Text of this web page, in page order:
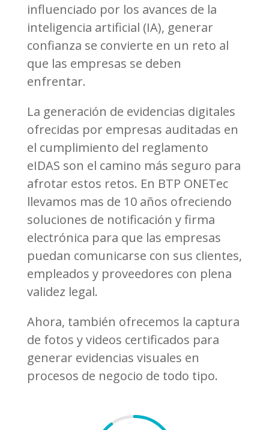
influenciado por los avances de la
inteligencia artificial (IA), generar
confianza se convierte en un reto al
que las empresas se deben
enfrentar.
La generación de evidencias digitales
ofrecidas por empresas auditadas en
el cumplimiento del reglamento
eIDAS son el camino más seguro para
afrotar estos retos. En BTP ONETec
llevamos mas de 10 años ofreciendo
soluciones de notificación y firma
electrónica para que las empresas
puedan comunicarse con sus clientes,
empleados y proveedores con plena
validez legal.
Ahora, también ofrecemos la captura
de fotos y videos certificados para
generar evidencias visuales en
procesos de negocio de todo tipo.